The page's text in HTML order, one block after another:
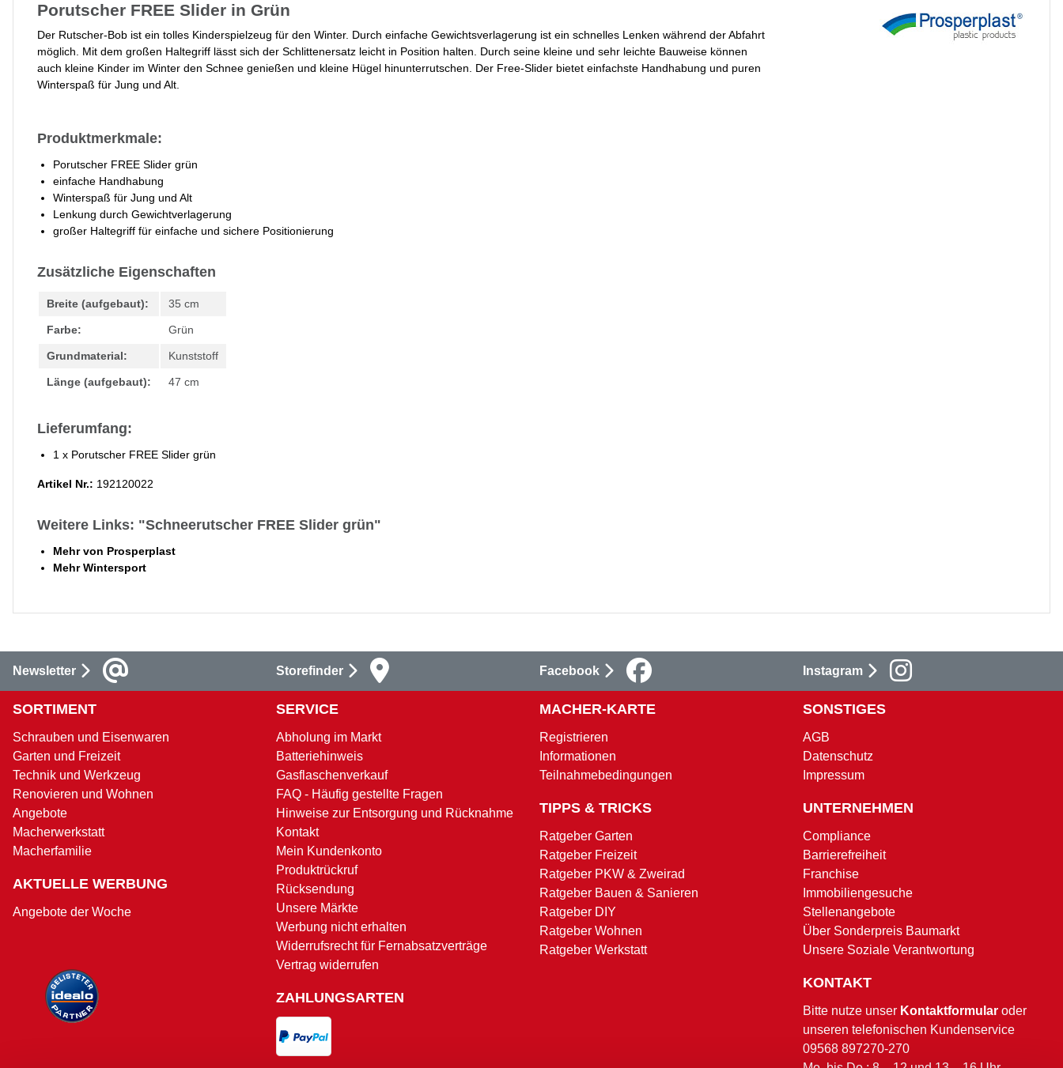
Porutscher FREE Slider in Grün
Der Rutscher-Bob ist ein tolles Kinderspielzeug für den Winter. Durch einfache Gewichtsverlagerung ist ein schnelles Lenken während der Abfahrt
möglich. Mit dem großen Haltegriff lässt sich der Schlittenersatz leicht in Position halten. Durch seine kleine und sehr leichte Bauweise können
auch kleine Kinder im Winter den Schnee genießen und kleine Hügel hinunterrutschen. Der Free-Slider bietet einfachste Handhabung und puren
Winterspaß für Jung und Alt.
Produktmerkmale:
Porutscher FREE Slider grün
einfache Handhabung
Winterspaß für Jung und Alt
Lenkung durch Gewichtverlagerung
großer Haltegriff für einfache und sichere Positionierung
Zusätzliche Eigenschaften
Breite (aufgebaut): 35 cm
Farbe: Grün
Grundmaterial: Kunststoff
Länge (aufgebaut): 47 cm
Lieferumfang:
1 x Porutscher FREE Slider grün
Artikel Nr.: 192120022
Weitere Links: "Schneerutscher FREE Slider grün"
Mehr von Prosperplast
Mehr Wintersport
Newsletter Storefinder Facebook Instagram
SORTIMENT
Schrauben und Eisenwaren
Garten und Freizeit
Technik und Werkzeug
Renovieren und Wohnen
Angebote
Macherwerkstatt
Macherfamilie
AKTUELLE WERBUNG
Angebote der Woche
SERVICE
Abholung im Markt
Batteriehinweis
Gasflaschenverkauf
FAQ - Häufig gestellte Fragen
Hinweise zur Entsorgung und Rücknahme
Kontakt
Mein Kundenkonto
Produktrückruf
Rücksendung
Unsere Märkte
Werbung nicht erhalten
Widerrufsrecht für Fernabsatzverträge
Vertrag widerrufen
ZAHLUNGSARTEN
MACHER-KARTE
Registrieren
Informationen
Teilnahmebedingungen
TIPPS & TRICKS
Ratgeber Garten
Ratgeber Freizeit
Ratgeber PKW & Zweirad
Ratgeber Bauen & Sanieren
Ratgeber DIY
Ratgeber Wohnen
Ratgeber Werkstatt
SONSTIGES
AGB
Datenschutz
Impressum
UNTERNEHMEN
Compliance
Barrierefreiheit
Franchise
Immobiliengesuche
Stellenangebote
Über Sonderpreis Baumarkt
Unsere Soziale Verantwortung
KONTAKT
Bitte nutze unser Kontaktformular oder
unseren telefonischen Kundenservice
09568 897270-270